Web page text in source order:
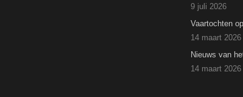
9 juli 2026
Vaartochten
14 maart 2026
Nieuws van
14 maart 2026